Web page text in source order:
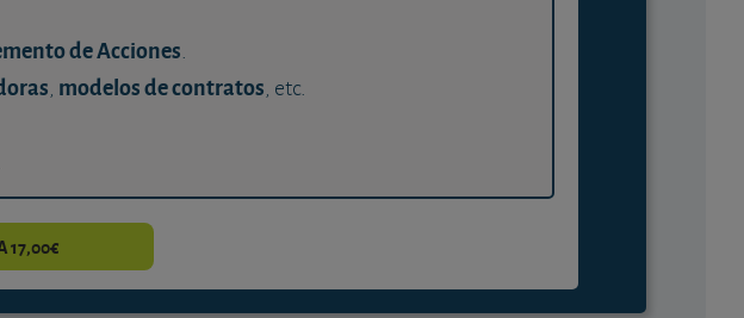
de Acciones.
, modelos de contratos, etc.
17,00€